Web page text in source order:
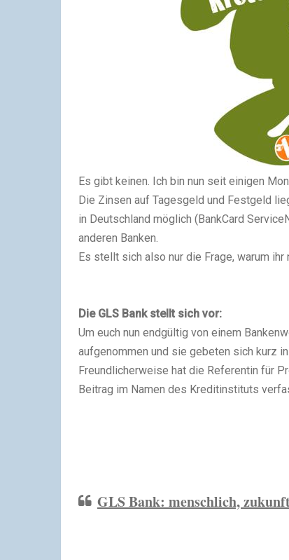
Es gibt keinen. Ich bin nun seit einigen
Die Zinsen auf Tagesgeld und Festgeld
in Deutschland möglich (BankCard
anderen Banken.
Es stellt sich also nur die Frage, warum
Die GLS Bank stellt sich vor:
Um euch nun endgültig von einem
aufgenommen und sie gebeten sich kurz
Freundlicherweise hat die Referentin für
Beitrag im Namen des Kreditinstituts
GLS Bank: menschlich,